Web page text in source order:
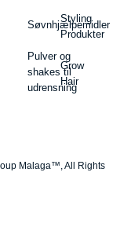
Søvnhjælpemidler
Pulver og
shakes til
udrensning
Styling
Produkter
Grow
Hair
Malaga™, All Rights